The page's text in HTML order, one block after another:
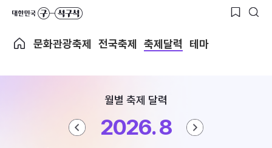
문화관광축제 전국축제 축제달력 테마
월별 축제 달력
2026. 8